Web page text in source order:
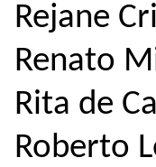
Rejane
Renato
Rita de
Roberto